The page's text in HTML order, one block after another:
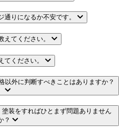
りになるか不安です。
てください。
ください。
以外に判断すべきことはありますか？
装をすればひとまず問題ありません
？